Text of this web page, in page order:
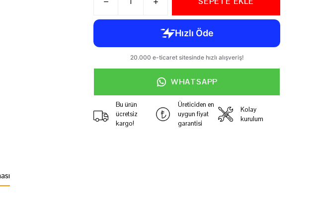
WHATSAPP
Bu ürün
ücretsiz
kargo!
Üreticiden en
uygun fiyat
garantisi
Kolay
kurulum